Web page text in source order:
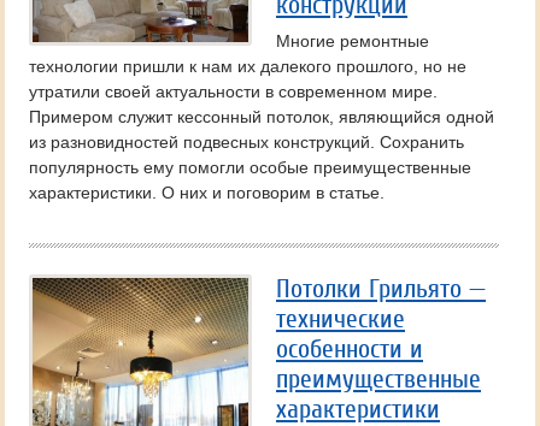
Многие ремонтные
технологии пришли к нам их далекого прошлого, но не
утратили своей актуальности в современном мире.
Примером служит кессонный потолок, являющийся одной
из разновидностей подвесных конструкций. Сохранить
популярность ему помогли особые преимущественные
характеристики. О них и поговорим в статье.
Потолки Грильято —
технические
особенности и
преимущественные
характеристики